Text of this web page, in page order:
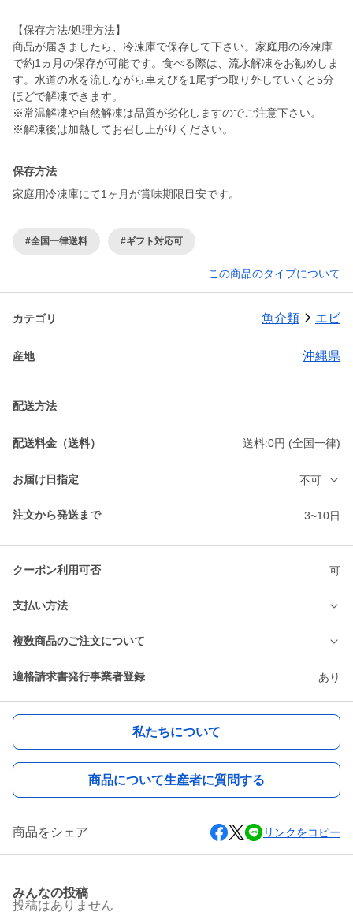
【保存方法/処理方法】
商品が届きましたら、冷凍庫で保存して下さい。家庭用の冷凍庫
で約1ヵ月の保存が可能です。食べる際は、流水解凍をお勧めしま
す。水道の水を流しながら車えびを1尾ずつ取り外していくと5分
ほどで解凍できます。
※常温解凍や自然解凍は品質が劣化しますのでご注意下さい。
※解凍後は加熱してお召し上がりください。
保存方法
家庭用冷凍庫にて1ヶ月が賞味期限目安です。
#全国一律送料 #ギフト対応可
この商品のタイプについて
カテゴリ 魚介類 エビ
産地 沖縄県
配送方法
配送料金（送料） 送料:0円 (全国一律)
お届け日指定 不可
注文から発送まで 3~10日
クーポン利用可否 可
支払い方法
複数商品のご注文について
適格請求書発行事業者登録 あり
私たちについて
商品について生産者に質問する
商品をシェア リンクをコピー
みんなの投稿
投稿はありません